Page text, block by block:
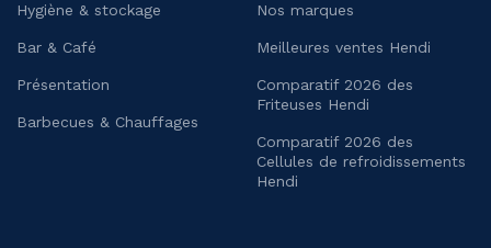
Hygiène & stockage
Bar & Café
Présentation
Barbecues & Chauffages
Nos marques
Meilleures ventes Hendi
Comparatif 2026 des
Friteuses Hendi
Comparatif 2026 des
Cellules de refroidissements
Hendi